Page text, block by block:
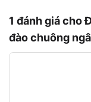
1 đánh giá cho
đào chuông